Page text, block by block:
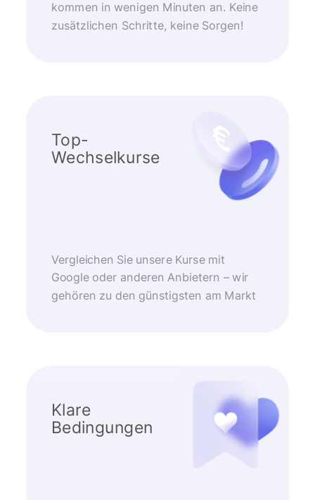
kommen in wenigen Minuten an. Keine
zusätzlichen Schritte, keine Sorgen!
Top-
Wechselkurse
Vergleichen Sie unsere Kurse mit
Google oder anderen Anbietern – wir
gehören zu den günstigsten am Markt
Klare
Bedingungen